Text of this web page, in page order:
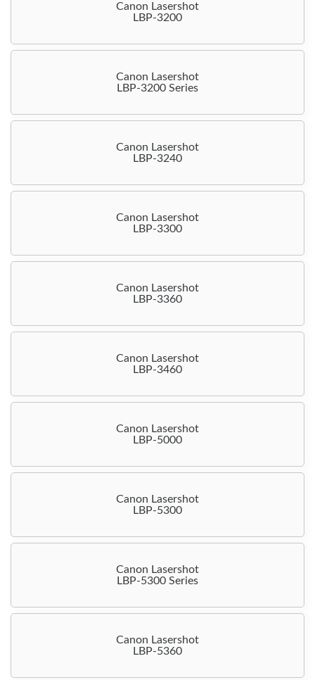
Canon Lasershot
LBP-3200
Canon Lasershot
LBP-3200 Series
Canon Lasershot
LBP-3240
Canon Lasershot
LBP-3300
Canon Lasershot
LBP-3360
Canon Lasershot
LBP-3460
Canon Lasershot
LBP-5000
Canon Lasershot
LBP-5300
Canon Lasershot
LBP-5300 Series
Canon Lasershot
LBP-5360